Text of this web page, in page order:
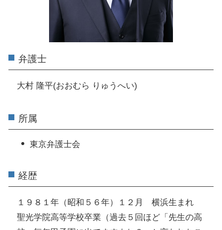
弁護士
大村 隆平(おおむら りゅうへい)
所属
東京弁護士会
経歴
１９８１年（昭和５６年）１２月 横浜生まれ
聖光学院高等学校卒業（過去５回ほど「先生の高